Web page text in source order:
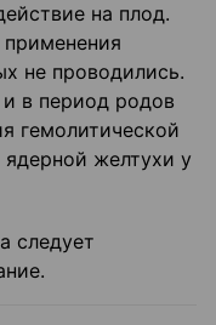
на плод.
не проводились.
в период родов
гемолитической
желтухи у
следует